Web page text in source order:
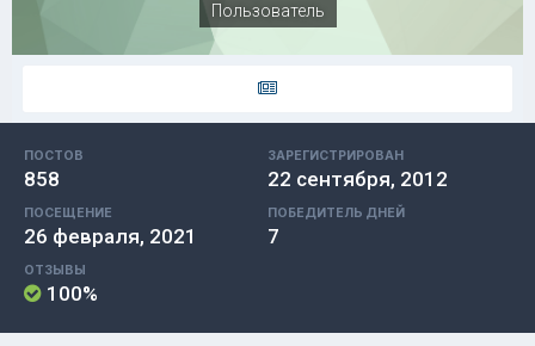
Пользователь
ПОСТОВ
858
ЗАРЕГИСТРИРОВАН
22 сентября, 2012
ПОСЕЩЕНИЕ
26 февраля, 2021
ПОБЕДИТЕЛЬ ДНЕЙ
7
ОТЗЫВЫ
100%